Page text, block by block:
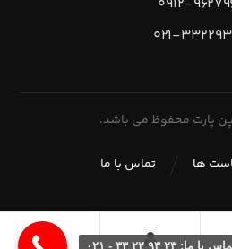
۳۳۲۲۹۳۲۳
پارت محفوظ می باشد.
تماس با ما ها
با ما: ۲۳ ۹۳ ۲۲ ۳۳ - ۰۲۱